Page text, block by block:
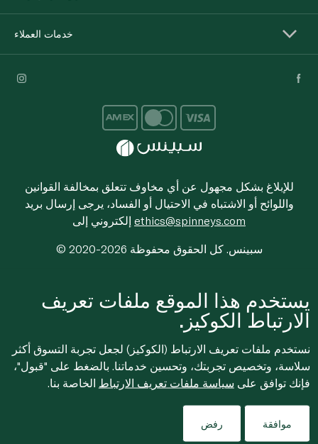
خدمات العملاء
للإبلاغ بشكل مجهول عن أي مخاوف تتعلق بمخالفة القوانين
واللوائح أو الاشتباه في الاحتيال أو الفساد، يرجى إرسال بريد
ethics@spinneys.com
© 2020-2026 سبينس. كل الحقوق محفوظة
يستخدم هذا الموقع ملفات تعريف
الارتباط الكوكيز.
نستخدم ملفات تعريف الارتباط (الكوكيز) لجعل تجربة التسوق أكثر
سلاسة، وتخصيص تجربتك، وتحسين خدماتنا. بالضغط على "قبول"،
فإنك توافق على سياسة ملفات تعريف الارتباط الخاصة بنا.
موافقة رفض